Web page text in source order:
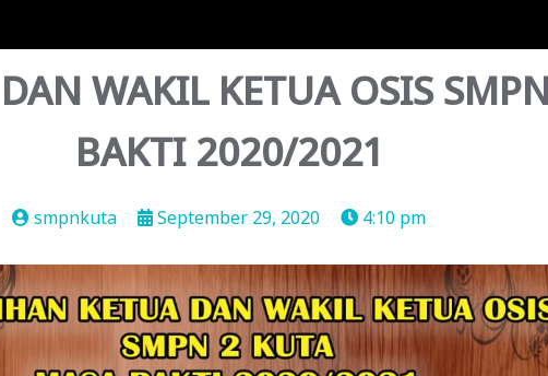
WAKIL KETUA OSIS
BAKTI 2020/2021
smpnkuta September 29, 2020 4:10 pm